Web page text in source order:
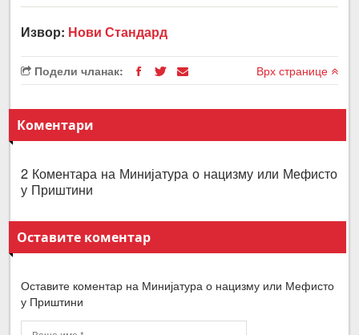
Извор: Нови Стандард
Подели чланак: Врх странице
Коментари
2 Коментара на Минијатура о нацизму или Мефисто
у Приштини
Оставите коментар
Оставите коментар на Минијатура о нацизму или Мефисто
у Приштини